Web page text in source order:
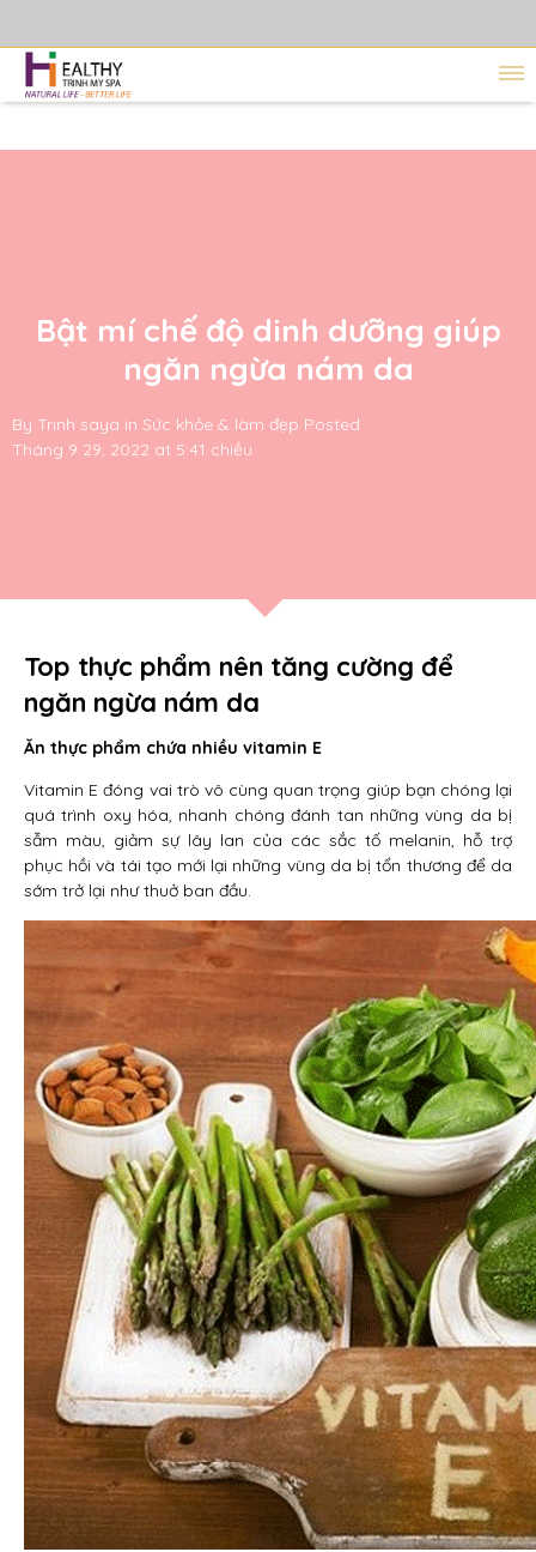
Bật mí chế độ dinh dưỡng giúp
ngăn ngừa nám da
By Trinh saya in Sức khỏe & làm đẹp Posted
Tháng 9 29, 2022 at 5:41 chiều
Top thực phẩm nên tăng cường để
ngăn ngừa nám da
Ăn thực phẩm chứa nhiều vitamin E
Vitamin E đóng vai trò vô cùng quan trọng giúp bạn chóng lại
quá trình oxy hóa, nhanh chóng đánh tan những vùng da bị
sẫm màu, giảm sự lây lan của các sắc tố melanin, hỗ trợ
phục hồi và tái tạo mới lại những vùng da bị tổn thương để da
sớm trở lại như thuở ban đầu.